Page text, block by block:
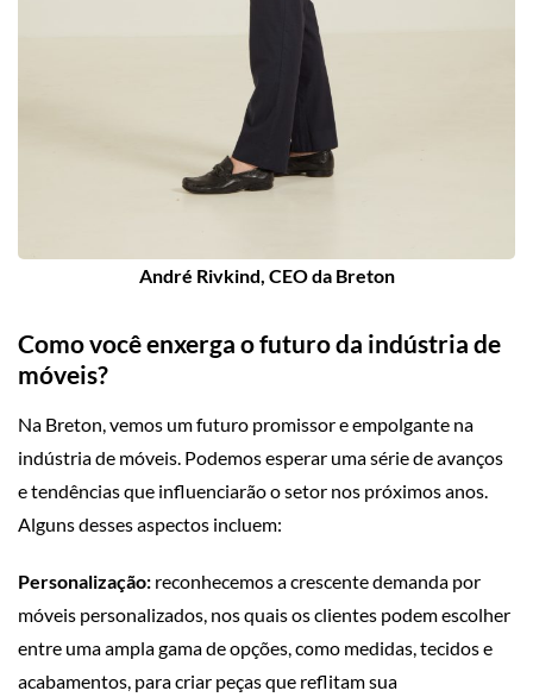
André Rivkind, CEO da Breton
Como você enxerga o futuro da indústria de
móveis?
Na Breton, vemos um futuro promissor e empolgante na
indústria de móveis. Podemos esperar uma série de avanços
e tendências que influenciarão o setor nos próximos anos.
Alguns desses aspectos incluem:
Personalização: reconhecemos a crescente demanda por
móveis personalizados, nos quais os clientes podem escolher
entre uma ampla gama de opções, como medidas, tecidos e
acabamentos, para criar peças que reflitam sua